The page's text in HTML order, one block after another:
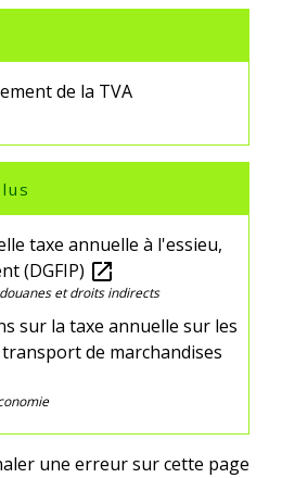
de la TVA
taxe annuelle à l'essieu,
(DGFIP) open_in_new
et droits indirects
sur la taxe annuelle sur les
de marchandises
une erreur sur cette page